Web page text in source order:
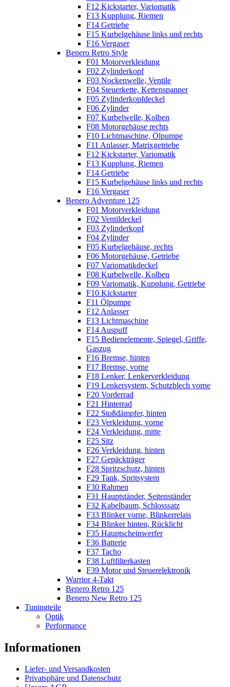
F12 Kickstarter, Variomatik
F13 Kupplung, Riemen
F14 Getriebe
F15 Kurbelgehäuse links und rechts
F16 Vergaser
Benero Retro Style
F01 Motorverkleidung
F02 Zylinderkopf
F03 Nockenwelle, Ventile
F04 Steuerkette, Kettenspanner
F05 Zylinderkopfdeckel
F06 Zylinder
F07 Kurbelwelle, Kolben
F08 Motorgehäuse rechts
F10 Lichtmaschine, Ölpumpe
F11 Anlasser, Matrixgetriebe
F12 Kickstarter, Variomatik
F13 Kupplung, Riemen
F14 Getriebe
F15 Kurbelgehäuse links und rechts
F16 Vergaser
Benero Adventure 125
F01 Motorverkleidung
F02 Ventildeckel
F03 Zylinderkopf
F04 Zylinder
F05 Kurbelgehäuse, rechts
F06 Motorgehäuse, Getriebe
F07 Variomatikdeckel
F08 Kurbelwelle, Kolben
F09 Variomatik, Kupplung, Getriebe
F10 Kickstarter
F11 Ölpumpe
F12 Anlasser
F13 Lichtmaschine
F14 Auspuff
F15 Bedienelemente, Spiegel, Griffe,
Gaszug
F16 Bremse, hinten
F17 Bremse, vorne
F18 Lenker, Lenkerverkleidung
F19 Lenkersystem, Schutzblech vorne
F20 Vorderrad
F21 Hinterrad
F22 Stoßdämpfer, hinten
F23 Verkleidung, vorne
F24 Verkleidung, mitte
F25 Sitz
F26 Verkleidung, hinten
F27 Gepäckträger
F28 Spritzschutz, hinten
F29 Tank, Spritsystem
F30 Rahmen
F31 Hauptständer, Seitenständer
F32 Kabelbaum, Schlosssatz
F33 Blinker vorne, Blinkerrelais
F34 Blinker hinten, Rücklicht
F35 Hauptscheinwerfer
F36 Batterie
F37 Tacho
F38 Luftfilterkasten
F39 Motor und Steuerelektronik
Warrior 4-Takt
Benero Retro 125
Benero New Retro 125
Tuningteile
Optik
Performance
Informationen
Liefer- und Versandkosten
Privatsphäre und Datenschutz